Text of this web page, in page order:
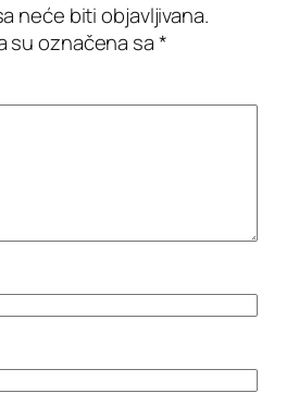
neće biti objavljivana.
su označena sa*